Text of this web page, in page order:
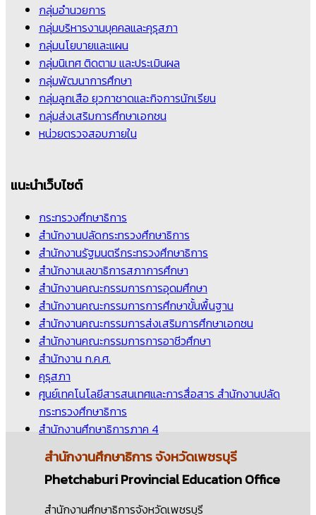
กลุ่มอำนวยการ
กลุ่มบริหารงานบุคคลและคุรุสภา
กลุ่มนโยบายและแผน
กลุ่มนิเทศ ติดตาม และประเมินผล
กลุ่มพัฒนาการศึกษา
กลุ่มลูกเสือ ยุวกาชาดและกิจการนักเรียน
กลุ่มส่งเสริมการศึกษาเอกชน
หน่วยตรวจสอบภายใน
แนะนำเว็บไซต์
กระทรวงศึกษาธิการ
สำนักงานปลัดกระทรวงศึกษาธิการ
สำนักงานรัฐมนตรีกระทรวงศึกษาธิการ
สำนักงานเลขาธิการสภาการศึกษา
สำนักงานคณะกรรมการการอุดมศึกษา
สำนักงานคณะกรรมการการศึกษาขั้นพื้นฐาน
สำนักงานคณะกรรมการส่งเสริมการศึกษาเอกชน
สำนักงานคณะกรรมการการอาชีวศึกษา
สำนักงาน ก.ค.ศ.
คุรุสภา
ศูนย์เทคโนโลยีสารสนเทศและการสื่อสาร สำนักงานปลัด
กระทรวงศึกษาธิการ
สำนักงานศึกษาธิการภาค 4
สำนักงานศึกษาธิการจังหวัดเพชรบุรี
Phetchaburi Provincial Education Office
สำนักงานศึกษาธิการจังหวัดเพชรบุรี